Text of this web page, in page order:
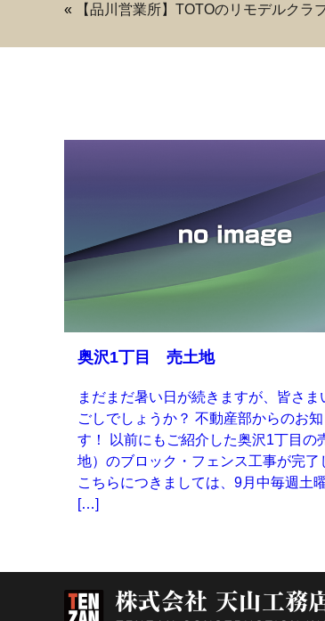
« 【品川営業所】TOTOのリモデルクラ
奥沢1丁目 売土地
まだまだ暑い日が続きますが、皆さま
ごしでしょうか？ 不動産部からのお
す！ 以前にもご紹介した奥沢1丁目の
地）のブロック・フェンス工事が完了
こちらにつきましては、9月中毎週土
[…]